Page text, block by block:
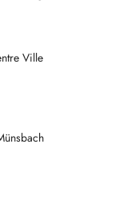
Ville